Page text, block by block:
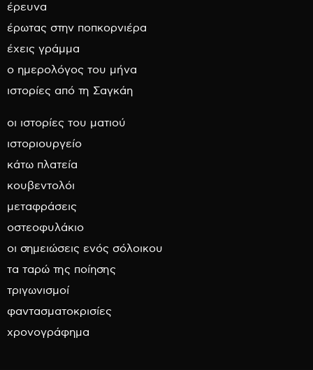
έρευνα
έρωτας στην ποπκορνιέρα
έχεις γράμμα
ο ημερολόγος του μήνα
ιστορίες από τη Σαγκάη
οι ιστορίες του ματιού
ιστοριουργείο
κάτω πλατεία
κουβεντολόι
μεταφράσεις
οστεοφυλάκιο
οι σημειώσεις ενός σόλοικου
τα ταρώ της ποίησης
τριγωνισμοί
φαντασματοκρισίες
χρονογράφημα